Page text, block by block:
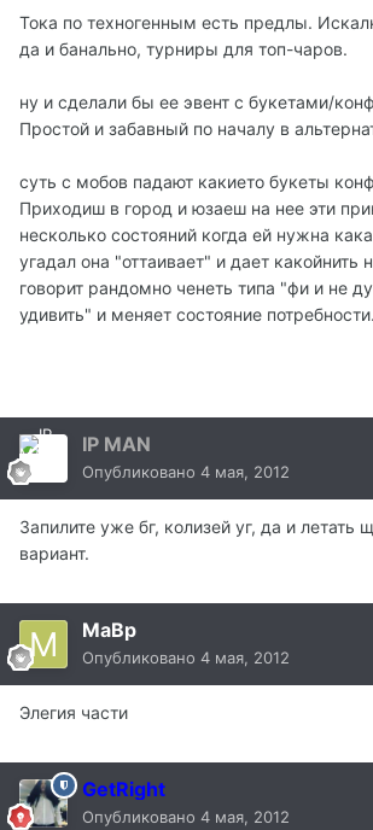
Тока по техногенным есть предлы.
да и банально, турниры для топ-чаров.
ну и сделали бы ее эвент с букетами/
Простой и забавный по началу в
суть с мобов падают какието букеты
Приходиш в город и юзаеш на нее эти
несколько состояний когда ей нужна
угадал она "оттаивает" и дает какойнить
говорит рандомно ченеть типа "фи и не
удивить" и меняет состояние потребности.
IP MAN
Опубликовано 4 мая, 2012
Запилите уже бг, колизей уг, да и летать
вариант.
MaBp
Опубликовано 4 мая, 2012
Элегия части
GetRight
Опубликовано 4 мая, 2012